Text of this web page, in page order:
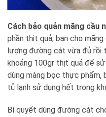
Cách bảo quản mãng cầu
phần thịt quả, bạn cho
lượng đường cát vừa đủ rồi
khoảng 100gr thịt quả để sử
dùng màng bọc thực phẩm,
tủ lạnh sử dụng hết trong
Bí quyết dùng đường cát